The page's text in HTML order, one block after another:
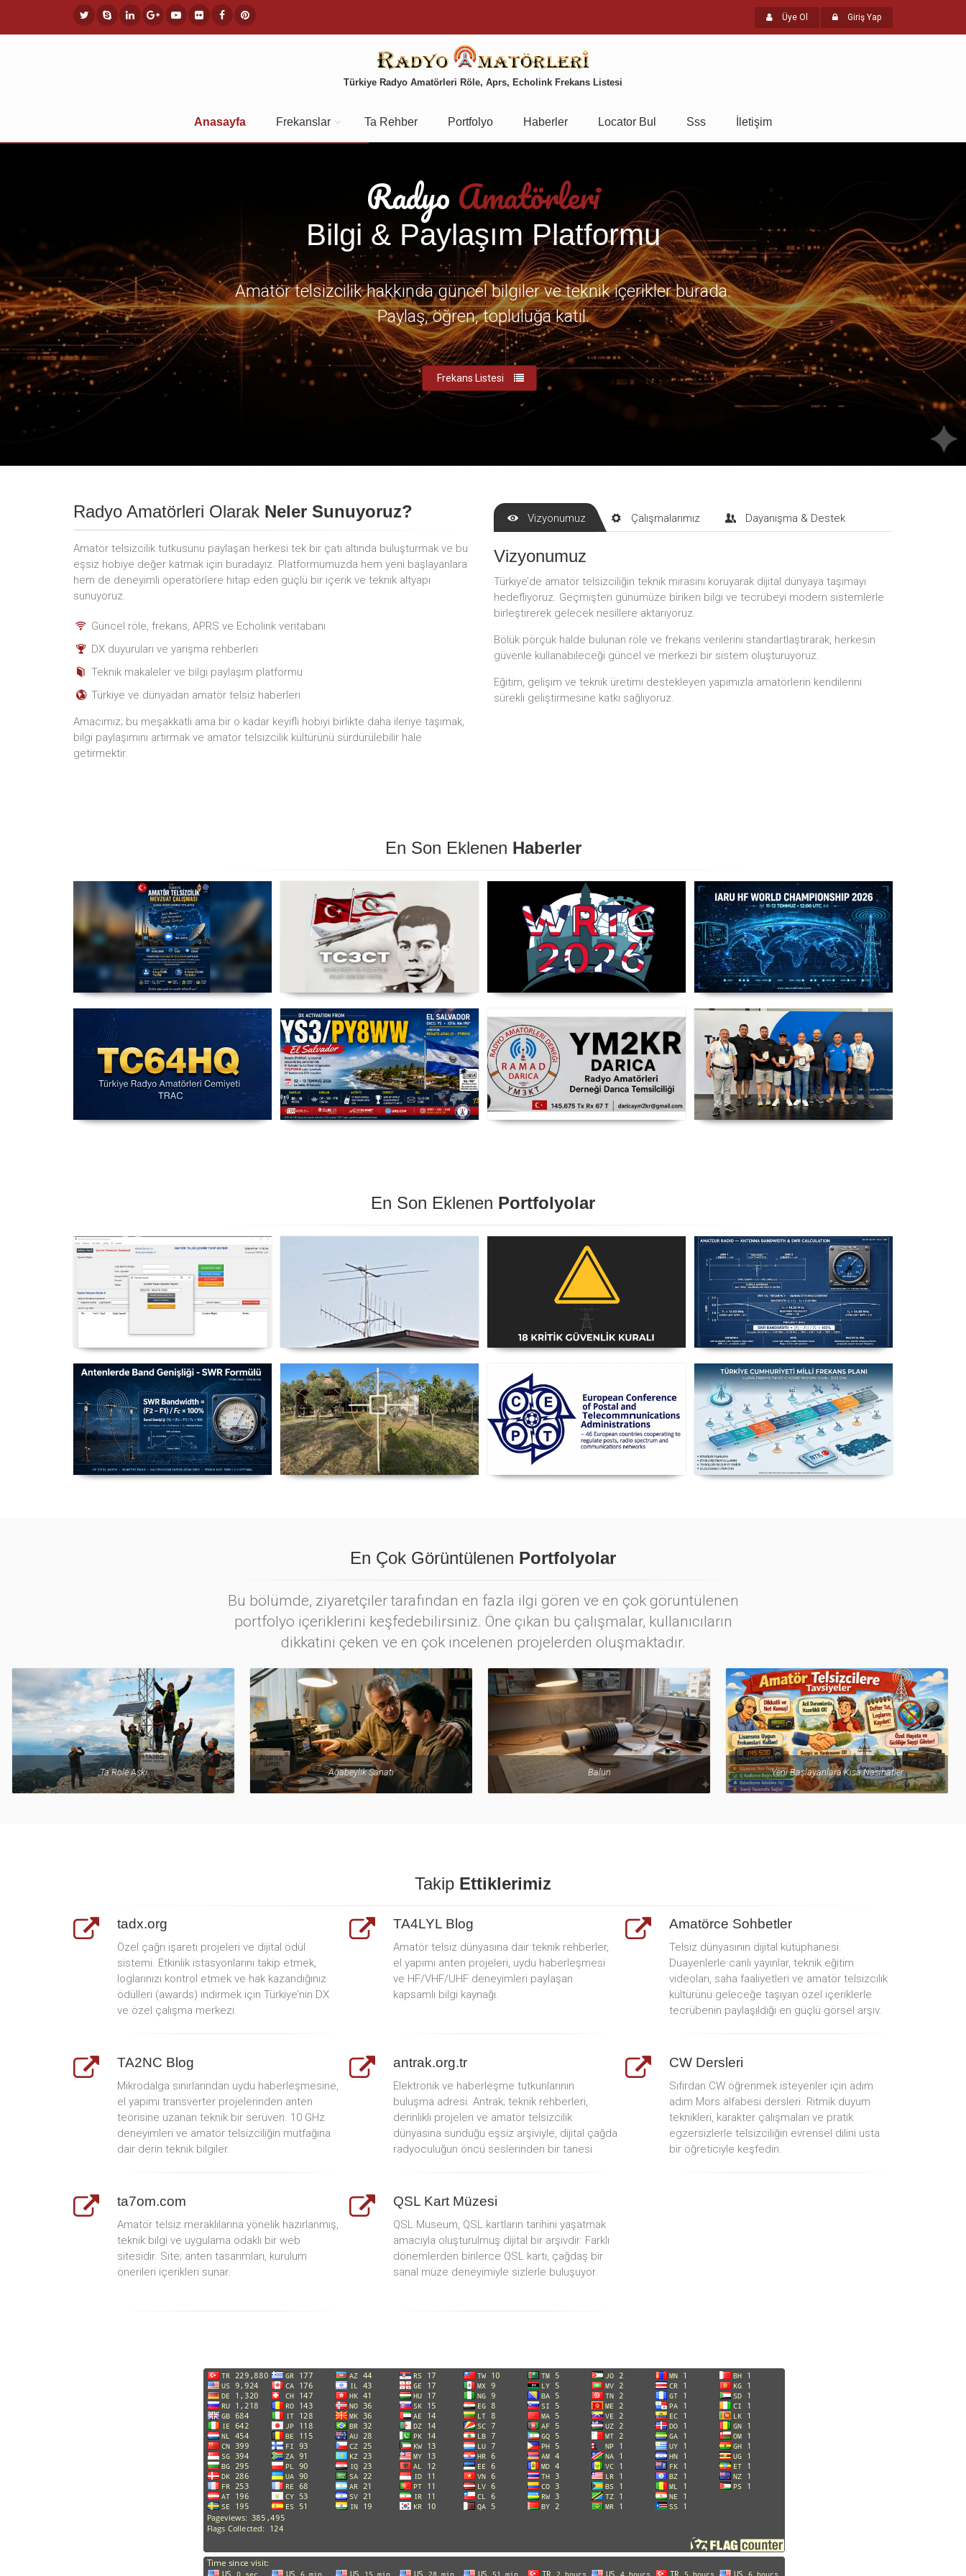
Üye Ol Giriş Yap
Türkiye Radyo Amatörleri Röle, Aprs, Echolink Frekans Listesi
Anasayfa Frekanslar Ta Rehber Portfolyo Haberler Locator Bul Sss İletişim
RadyoAmatörleri
Bilgi & Paylaşım Platformu
Amatör telsizcilik hakkında güncel bilgiler ve teknik içerikler burada.
Paylaş, öğren, topluluğa katıl.
Frekans Listesi
Radyo Amatörleri Olarak Neler Sunuyoruz?
Amatör telsizcilik tutkusunu paylaşan herkesi tek bir çatı altında buluşturmak ve bu
eşsiz hobiye değer katmak için buradayız. Platformumuzda hem yeni başlayanlara
hem de deneyimli operatörlere hitap eden güçlü bir içerik ve teknik altyapı
sunuyoruz.
Güncel röle, frekans, APRS ve Echolink veritabanı
DX duyuruları ve yarışma rehberleri
Teknik makaleler ve bilgi paylaşım platformu
Türkiye ve dünyadan amatör telsiz haberleri
Amacımız; bu meşakkatli ama bir o kadar keyifli hobiyi birlikte daha ileriye taşımak,
bilgi paylaşımını artırmak ve amatör telsizcilik kültürünü sürdürülebilir hale
getirmektir.
Vizyonumuz Çalışmalarımız Dayanışma & Destek
Vizyonumuz
Türkiye’de amatör telsizciliğin teknik mirasını koruyarak dijital dünyaya taşımayı
hedefliyoruz. Geçmişten günümüze biriken bilgi ve tecrübeyi modern sistemlerle
birleştirerek gelecek nesillere aktarıyoruz.
Bölük pörçük halde bulunan röle ve frekans verilerini standartlaştırarak, herkesin
güvenle kullanabileceği güncel ve merkezi bir sistem oluşturuyoruz.
Eğitim, gelişim ve teknik üretimi destekleyen yapımızla amatörlerin kendilerini
sürekli geliştirmesine katkı sağlıyoruz.
En Son Eklenen Haberler
Amatör Telsizcilik Mevzuat
Şehit Pilot Yüzbaşı Cengiz Topel
03 Ağustos - 30 Eylül
WRTC 2026 Şampiyonu Litvanya
IARU HF World Championship
IARU HF Yarışması TC64HQ
YS3/PY8WW Türkiye'den FT8
RAMAD Darıca Temsilciliği
SP DX Contest Ödülleri
En Son Eklenen Portfolyolar
NexQso Telsiz Çevrim Kayıt
Yagi Anten Yönü Nasıl Belirlenir
Amatör Telsiz İstasyonları
Uzuntel’den Yagi’ye
Seçimi] - 2026 Güncel
Antenlerde Band Genişliği SWR
Manyetik Lup Anten (Magnetic
Posta ve Telekomünikasyon
Milli Frekans Planı
En Çok Görüntülenen Portfolyolar
Bu bölümde, ziyaretçiler tarafından en fazla ilgi gören ve en çok görüntülenen
portfolyo içeriklerini keşfedebilirsiniz. Öne çıkan bu çalışmalar, kullanıcıların
dikkatini çeken ve en çok incelenen projelerden oluşmaktadır.
Ağabeylik Sanatı Balun Yeni Başlayanlara Kısa Nasihatler HF Frekanslar ve Özellikleri
Takip Ettiklerimiz
tadx.org
Özel çağrı işareti projeleri ve dijital ödül
sistemi. Etkinlik istasyonlarını takip etmek,
loglarınızı kontrol etmek ve hak kazandığınız
ödülleri (awards) indirmek için Türkiye’nin DX
ve özel çalışma merkezi.
TA4LYL Blog
Amatör telsiz dünyasına dair teknik rehberler,
el yapımı anten projeleri, uydu haberleşmesi
ve HF/VHF/UHF deneyimleri paylaşan
kapsamlı bilgi kaynağı.
Amatörce Sohbetler
Telsiz dünyasının dijital kütüphanesi.
Duayenlerle canlı yayınlar, teknik eğitim
videoları, saha faaliyetleri ve amatör telsizcilik
kültürünü geleceğe taşıyan özel içeriklerle
tecrübenin paylaşıldığı en güçlü görsel arşiv.
TA2NC Blog
Mikrodalga sınırlarından uydu haberleşmesine,
el yapımı transverter projelerinden anten
teorisine uzanan teknik bir serüven. 10 GHz
deneyimleri ve amatör telsizciliğin mutfağına
dair derin teknik bilgiler.
antrak.org.tr
Elektronik ve haberleşme tutkunlarının
buluşma adresi. Antrak; teknik rehberleri,
derinlikli projeleri ve amatör telsizcilik
dünyasına sunduğu eşsiz arşiviyle, dijital çağda
radyoculuğun öncü seslerinden bir tanesi
CW Dersleri
Sıfırdan CW öğrenmek isteyenler için adım
adım Mors alfabesi dersleri. Ritmik duyum
teknikleri, karakter çalışmaları ve pratik
egzersizlerle telsizciliğin evrensel dilini usta
bir öğreticiyle keşfedin.
ta7om.com
Amatör telsiz meraklılarına yönelik hazırlanmış,
teknik bilgi ve uygulama odaklı bir web
sitesidir. Site; anten tasarımları, kurulum
önerileri içerikleri sunar.
QSL Kart Müzesi
QSL Museum, QSL kartların tarihini yaşatmak
amacıyla oluşturulmuş dijital bir arşivdir. Farklı
dönemlerden binlerce QSL kartı, çağdaş bir
sanal müze deneyimiyle sizlerle buluşuyor.